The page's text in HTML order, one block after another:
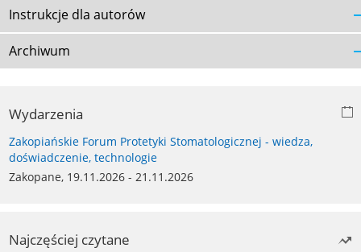
Instrukcje dla autorów
Archiwum
Wydarzenia
Zakopiańskie Forum Protetyki Stomatologicznej - wiedza,
doświadczenie, technologie
Zakopane, 19.11.2026 - 21.11.2026
Najczęściej czytane